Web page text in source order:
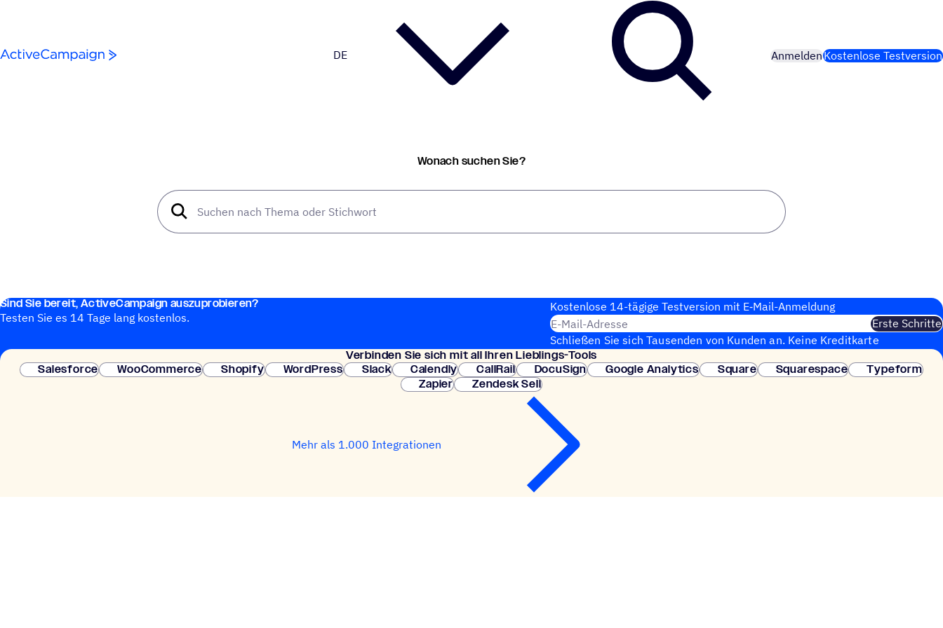
DE AnmeldenKostenlose Testversion
Wonach suchen Sie?
Sind Sie bereit, ActiveCampaign auszuprobieren?
Testen Sie es 14 Tage lang kostenlos.
Kosten­lose 14-tägige Test­ver­sion mit E‑Mail-Anmel­dung
E-Mail-Adresse
Erste Schritte
Schließen Sie sich Tausenden von Kunden an. Keine Kreditkarte
erforderlich. Sofortige Einrichtung.
Verbin­den Sie sich mit all Ihren Lieblings-Tools
Salesforce
WooCommerce Shopify WordPress Slack Calendly CallRail DocuSign Google Analytics Square Squarespace
Typeform
Zapier
Zendesk Sell
Mehr als 1.000 Integrationen